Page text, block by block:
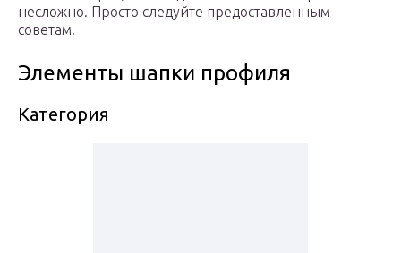
несложно. Просто следуйте предоставленным
советам.
Элементы шапки профиля
Категория